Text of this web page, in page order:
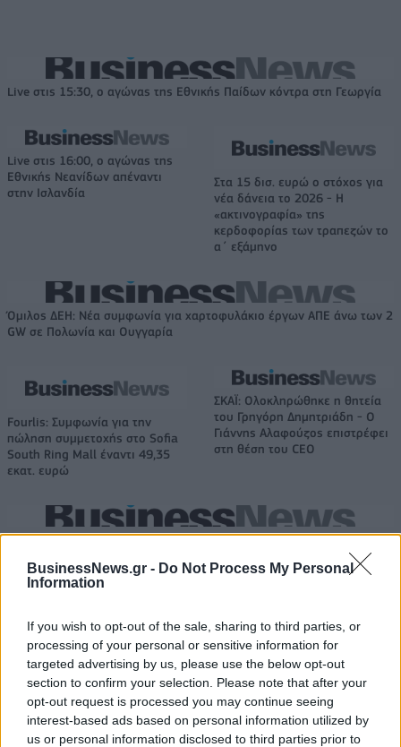
BusinessNews.gr - Do Not Process My Personal
Information
If you wish to opt-out of the sale, sharing to third parties, or
processing of your personal or sensitive information for
targeted advertising by us, please use the below opt-out
section to confirm your selection. Please note that after your
opt-out request is processed you may continue seeing
interest-based ads based on personal information utilized by
us or personal information disclosed to third parties prior to
Live στις 15:30, ο αγώνας της Εθνικής Παίδων κόντρα στη Γεωργία
Live στις 16:00, ο αγώνας της
Εθνικής Νεανίδων απέναντι
στην Ισλανδία
Στα 15 δισ. ευρώ ο στόχος για
νέα δάνεια το 2026 - Η
«ακτινογραφία» της
κερδοφορίας των τραπεζών το
α΄ εξάμηνο
Όμιλος ΔΕΗ: Νέα συμφωνία για χαρτοφυλάκιο έργων ΑΠΕ άνω των 2
GW σε Πολωνία και Ουγγαρία
Fourlis: Συμφωνία για την
πώληση συμμετοχής στο Sofia
South Ring Mall έναντι 49,35
εκατ. ευρώ
ΣΚΑΪ: Ολοκληρώθηκε η θητεία
του Γρηγόρη Δημητριάδη - Ο
Γιάννης Αλαφούζος επιστρέφει
στη θέση του CEO
Media: Με ενίσχυση 8 εκατ. ευρώ σε 451 επιχειρήσεις ξεκίνησε το
Η Toyota φέρνει νέα γενιά
μπαταριών για τα υβριδικά της
Σε κινεζική… πολιορκία η
ευρωπαϊκή
αυτοκινητοβιομηχανία
Νέο Audi A2 e-tron με στόχο την κορυφή της αποδοτικότητας